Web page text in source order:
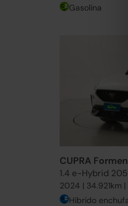
Gasolina
CUPRA
1.4 e-Hybrid 205
2024 | 34.921km
Híbrido